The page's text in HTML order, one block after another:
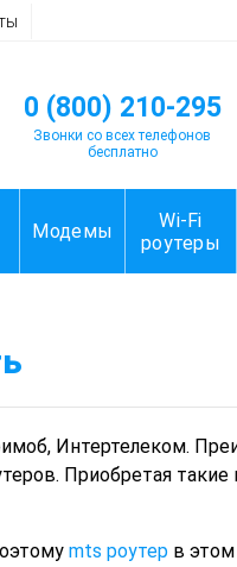
0 (800) 210-295
Звонки со всех телефонов
бесплатно
Модемы
Wi-Fi
роутеры
Интертелеком.
Приобретая
mts роутерв этом